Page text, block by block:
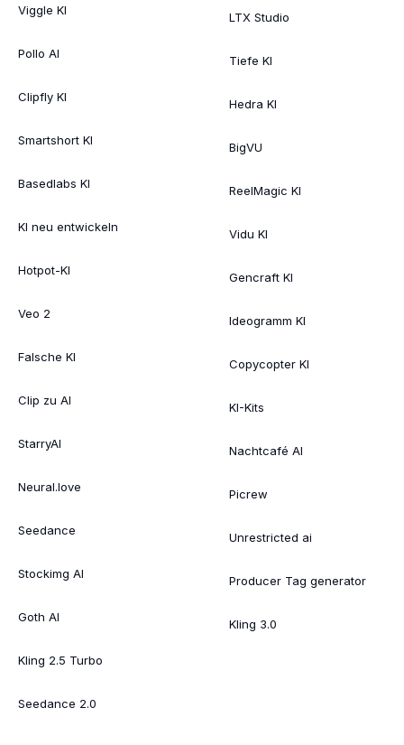
Viggle KI
Pollo AI
Clipfly KI
Smartshort KI
Basedlabs KI
KI neu entwickeln
Hotpot-KI
Veo 2
Falsche KI
Clip zu AI
StarryAI
Neural.love
Seedance
Stockimg AI
Goth AI
Kling 2.5 Turbo
Seedance 2.0
LTX Studio
Tiefe KI
Hedra KI
BigVU
ReelMagic KI
Vidu KI
Gencraft KI
Ideogramm KI
Copycopter KI
KI-Kits
Nachtcafé AI
Picrew
Unrestricted ai
Producer Tag generator
Kling 3.0